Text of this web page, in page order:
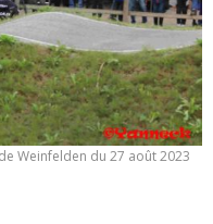
Weinfelden du 27 août 2023